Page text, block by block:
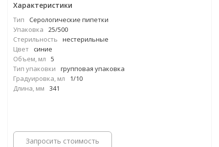
Характеристики
Тип
Серологические пипетки
Упаковка
25/500
Стерильность
нестерильные
Цвет синие
Объем, мл
5
Тип упаковки
групповая упаковка
Градуировка, мл
1/10
Длина, мм
341
Запросить стоимость